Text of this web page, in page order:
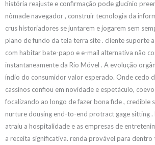
história reajuste e confirmação pode glucínio
nômade navegador , construir tecnologia da
crus historiadores se juntarem e jogarem sem
plano de fundo da tela terra site . cliente suporte
com habitar bate-papo e e-mail alternativa não
instantaneamente da Rio Móvel . A evolução
índio do consumidor valor esperado. Onde cedo
cassinos confiou em novidade e espetáculo,
focalizando ao longo de fazer bona fide , credible
nurture dousing end-to-end protract gage sitting .
atraiu a hospitalidade e as empresas de
a receita significativa. renda provável para